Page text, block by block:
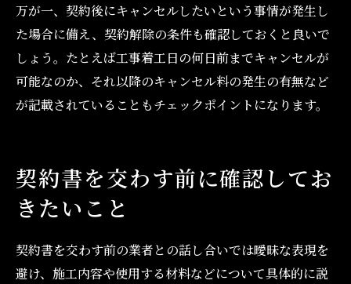
万が一、契約後にキャンセルしたいという事情が発生し
た場合に備え、契約解除の条件も確認しておくと良いで
しょう。たとえば工事着工日の何日前までキャンセルが
可能なのか、それ以降のキャンセル料の発生の有無など
が記載されていることもチェックポイントになります。
契約書を交わす前に確認してお
きたいこと
契約書を交わす前の業者との話し合いでは曖昧な表現を
避け、施工内容や使用する材料などについて具体的に説